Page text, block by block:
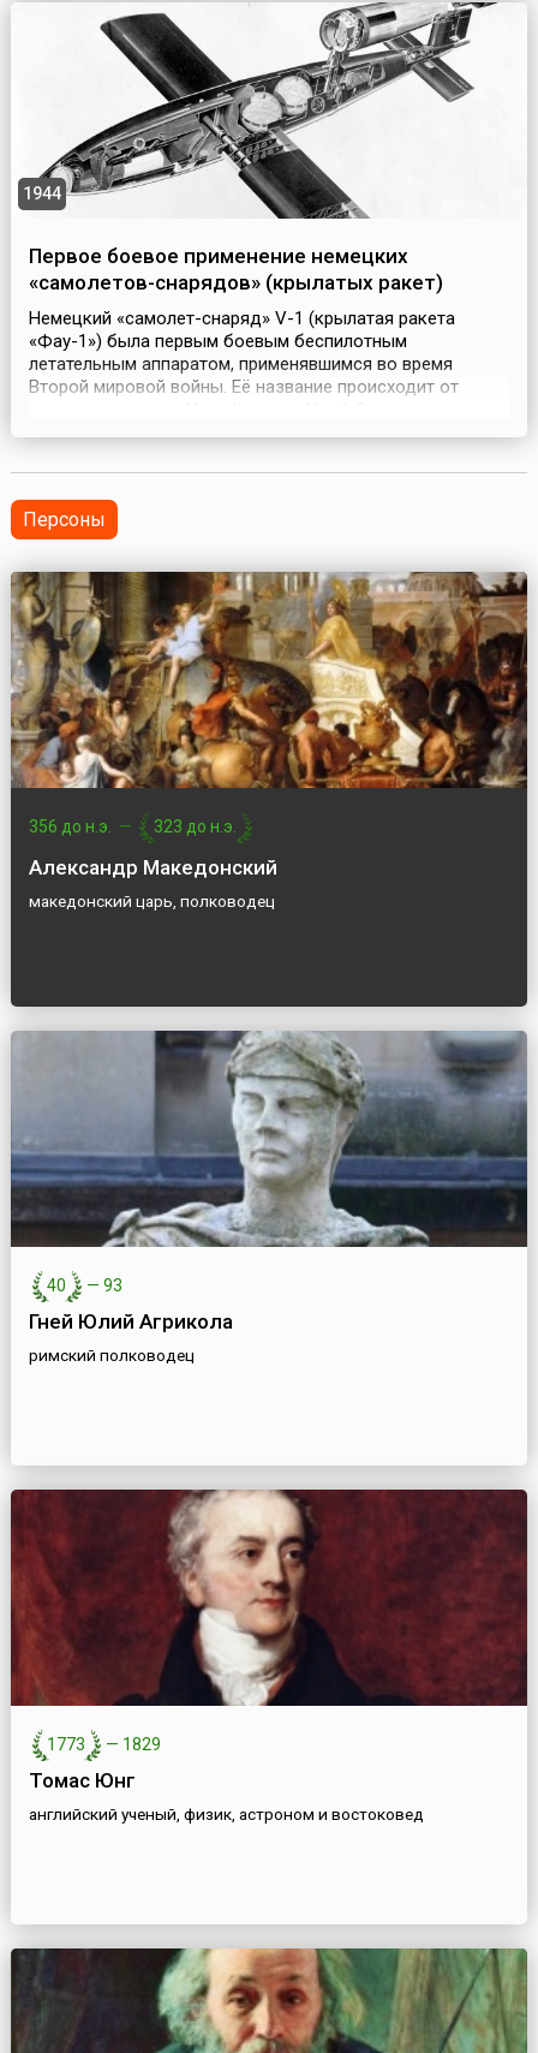
гальванокопии шедевров мирового искусства,
иллюстрир...
1944
Первое боевое применение немецких
«самолетов-снарядов» (крылатых ракет)
Немецкий «самолет-снаряд» V-1 (крылатая ракета
«Фау-1») была первым боевым беспилотным
летательным аппаратом, применявшимся во время
Второй мировой войны. Её название происходит от
возмездия»). Проект этого предмета вооружения был
Луссера (служащего фирмы Fieseler) и Фрица Госслау
(работавшего в фирме Argu...
Персоны
356 до н.э. — 323 до н.э.
Александр Македонский
македонский царь, полководец
40 — 93
Гней Юлий Агрикола
римский полководец
1773 — 1829
Томас Юнг
английский ученый, физик, астроном и востоковед